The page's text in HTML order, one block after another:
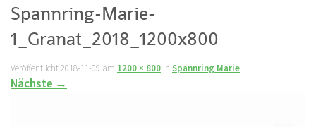
Spannring-Marie-
1_Granat_2018_1200x800
Veröffentlicht2018-11-09 am 1200 × 800 in Spannring Marie
Nächste →